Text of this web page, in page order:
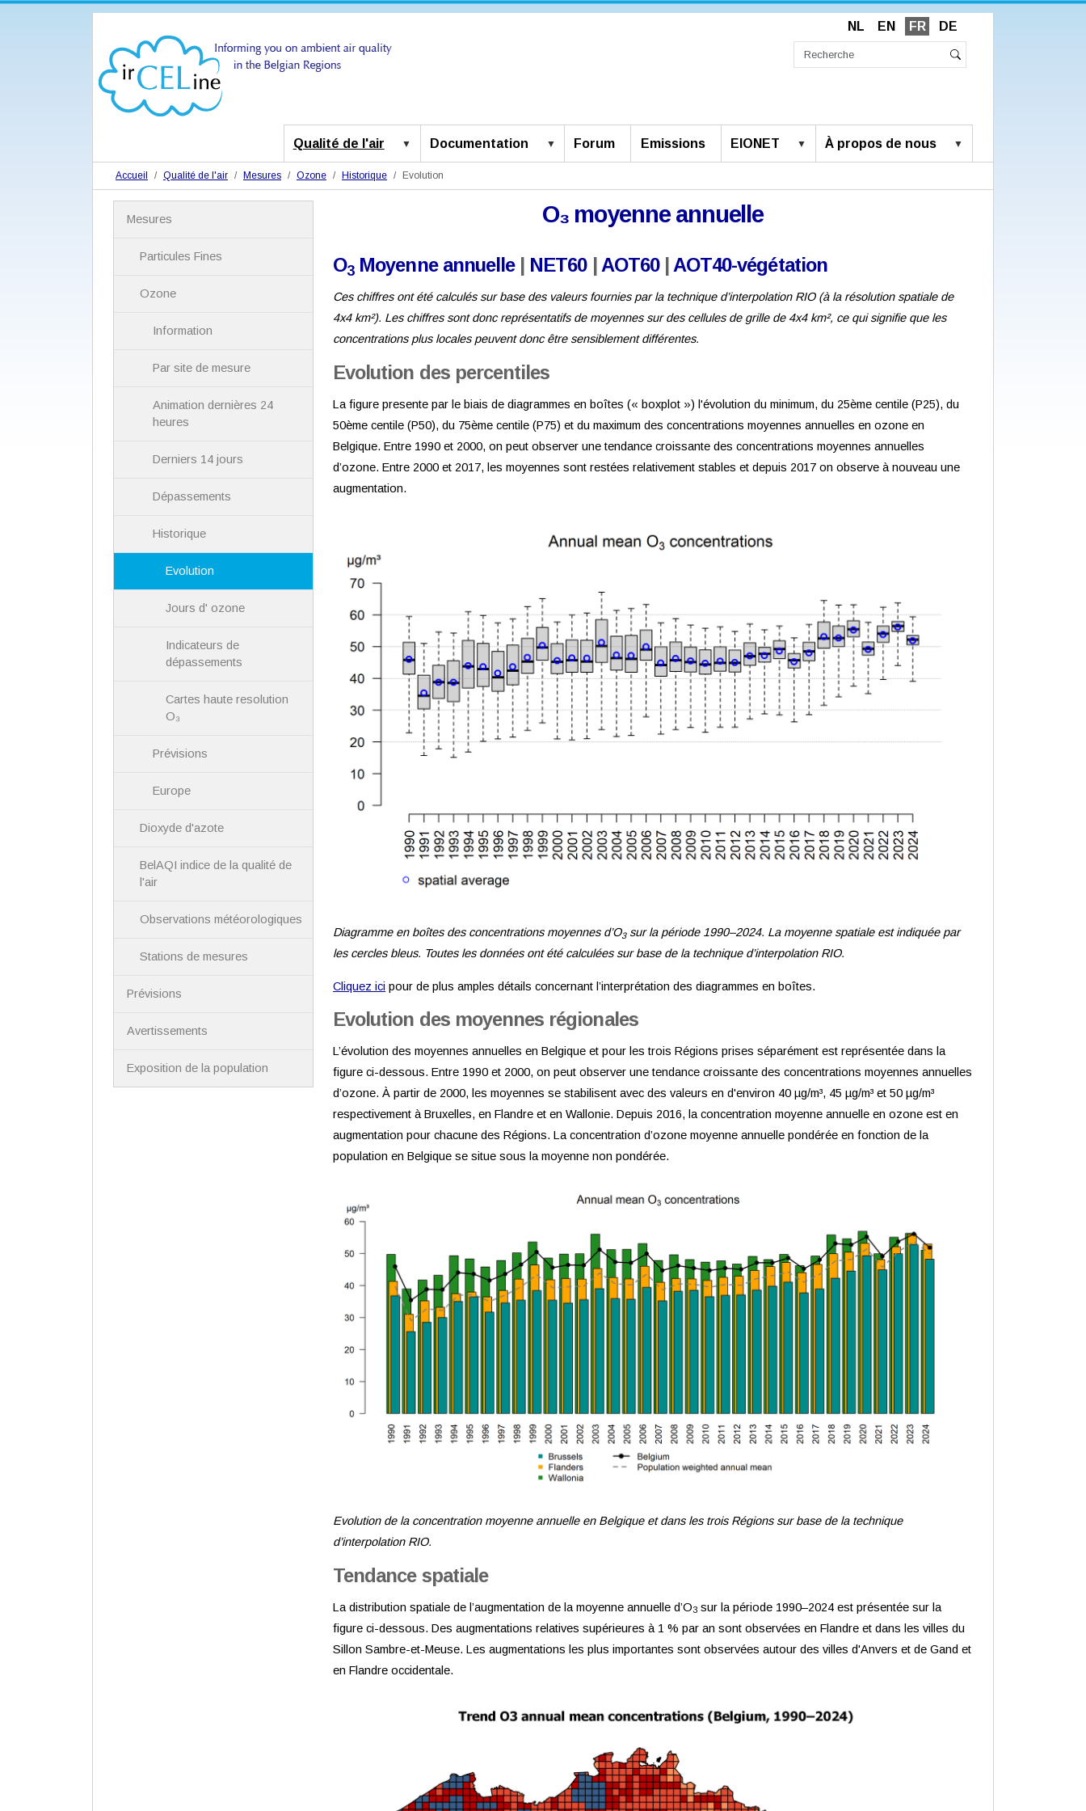
NL EN FR DE
Qualité de l'air Documentation Forum Emissions EIONET À propos de nous
Accueil Qualité de l'air Mesures Ozone Historique Evolution
O₃ moyenne annuelle
O3Moyenne annuelle NET60| AOT60| AOT40-végétation
Ces chiffres ont été calculés sur base des valeurs fournies par la technique d’interpolation RIO (à la résolution spatiale de
4x4 km²). Les chiffres sont donc représentatifs de moyennes sur des cellules de grille de 4x4 km², ce qui signifie que les
concentrations plus locales peuvent donc être sensiblement différentes.
Evolution des percentiles
La figure presente par le biais de diagrammes en boîtes (« boxplot ») l'évolution du minimum, du 25ème centile (P25), du
50ème centile (P50), du 75ème centile (P75) et du maximum des concentrations moyennes annuelles en ozone en
Belgique. Entre 1990 et 2000, on peut observer une tendance croissante des concentrations moyennes annuelles
d’ozone. Entre 2000 et 2017, les moyennes sont restées relativement stables et depuis 2017 on observe à nouveau une
augmentation.
Diagramme en boîtes des concentrations moyennes d’O3sur la période 1990–2024. La moyenne spatiale est indiquée par
les cercles bleus. Toutes les données ont été calculées sur base de la technique d’interpolation RIO.
Cliquez ici pour de plus amples détails concernant l’interprétation des diagrammes en boîtes.
Evolution des moyennes régionales
L’évolution des moyennes annuelles en Belgique et pour les trois Régions prises séparément est représentée dans la
figure ci-dessous. Entre 1990 et 2000, on peut observer une tendance croissante des concentrations moyennes annuelles
d’ozone. À partir de 2000, les moyennes se stabilisent avec des valeurs en d'environ 40 µg/m³, 45 µg/m³ et 50 µg/m³
respectivement à Bruxelles, en Flandre et en Wallonie. Depuis 2016, la concentration moyenne annuelle en ozone est en
augmentation pour chacune des Régions. La concentration d’ozone moyenne annuelle pondérée en fonction de la
population en Belgique se situe sous la moyenne non pondérée.
Evolution de la concentration moyenne annuelle en Belgique et dans les trois Régions sur base de la technique
d’interpolation RIO.
Tendance spatiale
La distribution spatiale de l’augmentation de la moyenne annuelle d’O3 sur la période 1990–2024 est présentée sur la
figure ci-dessous. Des augmentations relatives supérieures à 1 % par an sont observées en Flandre et dans les villes du
Sillon Sambre-et-Meuse. Les augmentations les plus importantes sont observées autour des villes d'Anvers et de Gand et
en Flandre occidentale.
Mesures
Particules Fines
Ozone
Information
Par site de mesure
Animation dernières 24
heures
Derniers 14 jours
Dépassements
Historique
Evolution
Jours d' ozone
Indicateurs de
dépassements
Cartes haute resolution
O₃
Prévisions
Europe
Dioxyde d'azote
BelAQI indice de la qualité de
l'air
Observations météorologiques
Stations de mesures
Prévisions
Avertissements
Exposition de la population